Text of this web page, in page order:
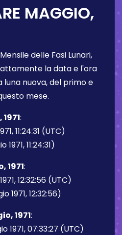
MAGGIO,
delle Fasi Lunari,
la data e l'ora
luna nuova, del primo e
mese.
:
11:24:31 (UTC)
11:24:31)
1971:
12:32:56 (UTC)
1971, 12:32:56)
1971:
1971, 07:33:27 (UTC)